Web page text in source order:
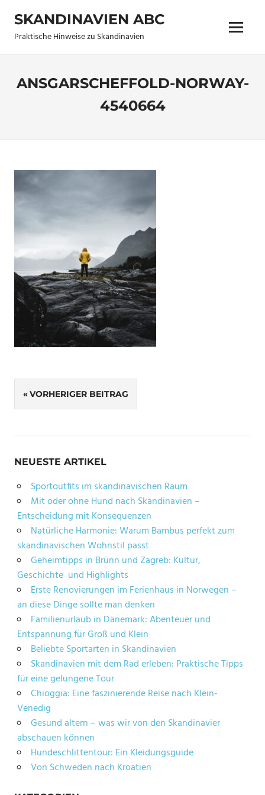
Inhalt
springen
SKANDINAVIEN ABC
Praktische Hinweise zu Skandinavien Menü
ANSGARSCHEFFOLD-NORWAY-
4540664
Beitragsnavigation
VORHERIGER BEITRAG
NEUESTE ARTIKEL
Sportoutfits im skandinavischen Raum
Mit oder ohne Hund nach Skandinavien –
Entscheidung mit Konsequenzen
Natürliche Harmonie: Warum Bambus perfekt zum
skandinavischen Wohnstil passt
Geheimtipps in Brünn und Zagreb: Kultur,
Geschichte und Highlights
Erste Renovierungen im Ferienhaus in Norwegen –
an diese Dinge sollte man denken
Familienurlaub in Dänemark: Abenteuer und
Entspannung für Groß und Klein
Beliebte Sportarten in Skandinavien
Skandinavien mit dem Rad erleben: Praktische Tipps
für eine gelungene Tour
Chioggia: Eine faszinierende Reise nach Klein-
Venedig
Gesund altern – was wir von den Skandinavier
abschauen können
Hundeschlittentour: Ein Kleidungsguide
Von Schweden nach Kroatien